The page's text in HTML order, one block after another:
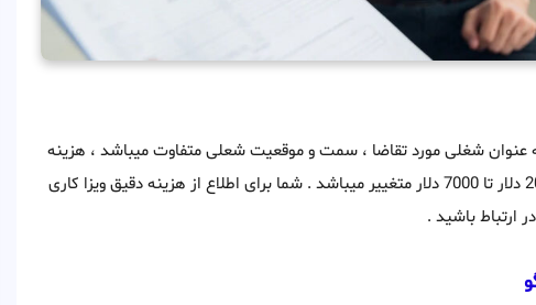
عنوان شغلی مورد تقاضا ، سمت و موقعیت شعلی متفاوت میباشد ، هزینه
دریافت ویزا کاری جمهوری کنگو بطور کلی از 2000 دلار تا 7000 دلار متغییر میباشد . شما برای اطلاع از هزینه دقیق ویزا کاری
در ارتباط باشید .